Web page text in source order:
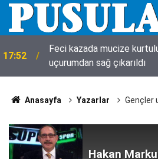
17:52
Feci kazada mucize
uçurumdan sağ çıkarıldı
Anasayfa Yazarlar Gençler
Hakan